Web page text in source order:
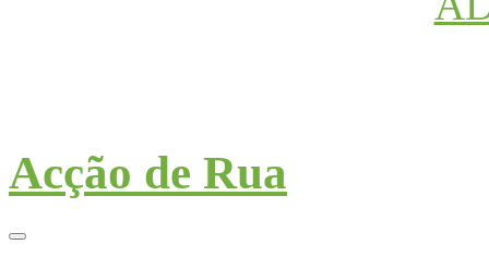
Acção de Rua